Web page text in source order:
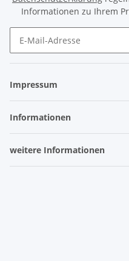
Informationen zu Ihrem
Impressum
Informationen
weitere Informationen